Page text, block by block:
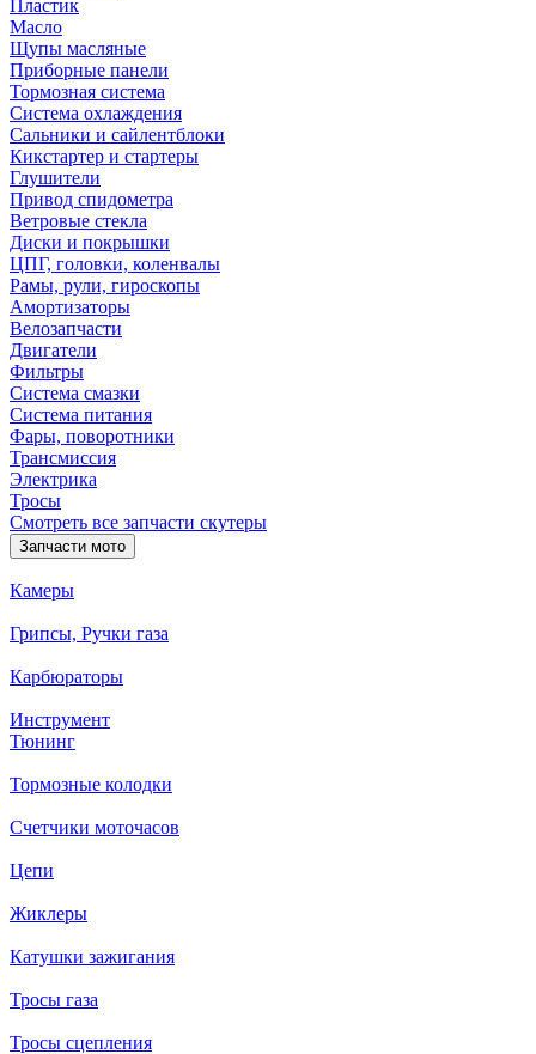
Пластик
Масло
Щупы масляные
Приборные панели
Тормозная система
Система охлаждения
Сальники и сайлентблоки
Кикстартер и стартеры
Глушители
Привод спидометра
Ветровые стекла
Диски и покрышки
ЦПГ, головки, коленвалы
Рамы, рули, гироскопы
Амортизаторы
Велозапчасти
Двигатели
Фильтры
Система смазки
Система питания
Фары, поворотники
Трансмиссия
Электрика
Тросы
Смотреть все запчасти скутеры
Запчасти мото
Камеры
Грипсы, Ручки газа
Карбюраторы
Инструмент
Тюнинг
Тормозные колодки
Счетчики моточасов
Цепи
Жиклеры
Катушки зажигания
Тросы газа
Тросы сцепления